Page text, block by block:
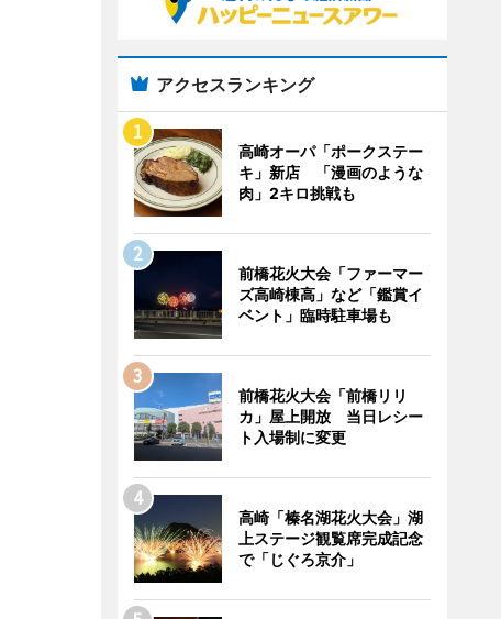
アクセスランキング
高崎オーパ「ポークステー
キ」新店 「漫画のような
肉」2キロ挑戦も
前橋花火大会「ファーマー
ズ高崎棟高」など「鑑賞イ
ベント」臨時駐車場も
前橋花火大会「前橋リリ
カ」屋上開放 当日レシー
ト入場制に変更
高崎「榛名湖花火大会」湖
上ステージ観覧席完成記念
で「じぐろ京介」